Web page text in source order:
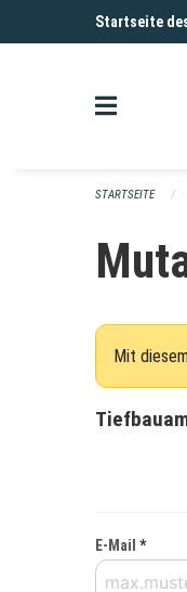
Navigation überspringen
Startseite
STARTSEITE
Mit
E-Mail *